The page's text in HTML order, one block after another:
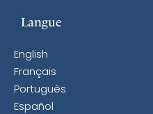
Langue
English
Français
Português
Español